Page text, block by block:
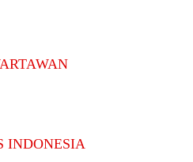
INDONESIA